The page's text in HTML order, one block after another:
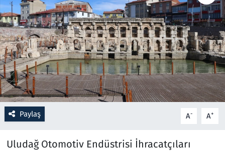
Paylaş A- A+
Uludağ Otomotiv Endüstrisi İhracatçıları
Rüya Tabirleri
Sağlık
Savunma Sanayi
Seçim 2023
Spor
Teknoloji ve Bilim